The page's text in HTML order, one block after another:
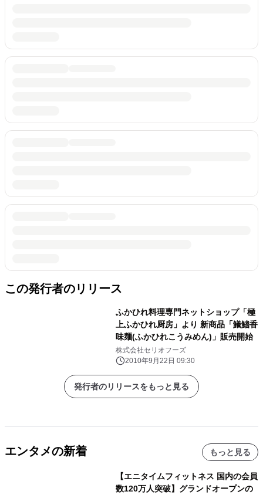
この発行者のリリース
ふかひれ料理専門ネットショップ「極
上ふかひれ厨房」より 新商品「鱶鰭香
味麺(ふかひれこうみめん)」販売開始
株式会社セリオフーズ
2010年9月22日 09:30
発行者のリリースをもっと見る
エンタメの新着 もっと見る
【エニタイムフィットネス 国内の会員
数120万人突破】グランドオープンの